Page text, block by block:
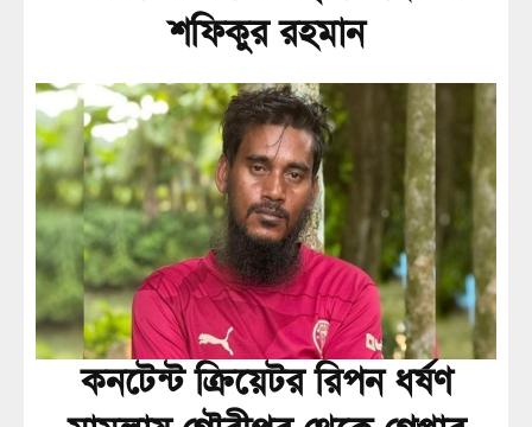
শফিকুর রহমান
কনটেন্ট ক্রিয়েটর রিপন ধর্ষণ